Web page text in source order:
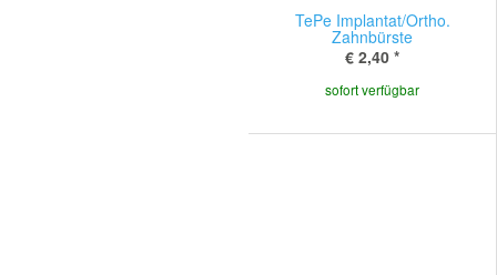
TePe Implantat/Ortho.
Zahnbürste
€ 2,40 *
sofort verfügbar